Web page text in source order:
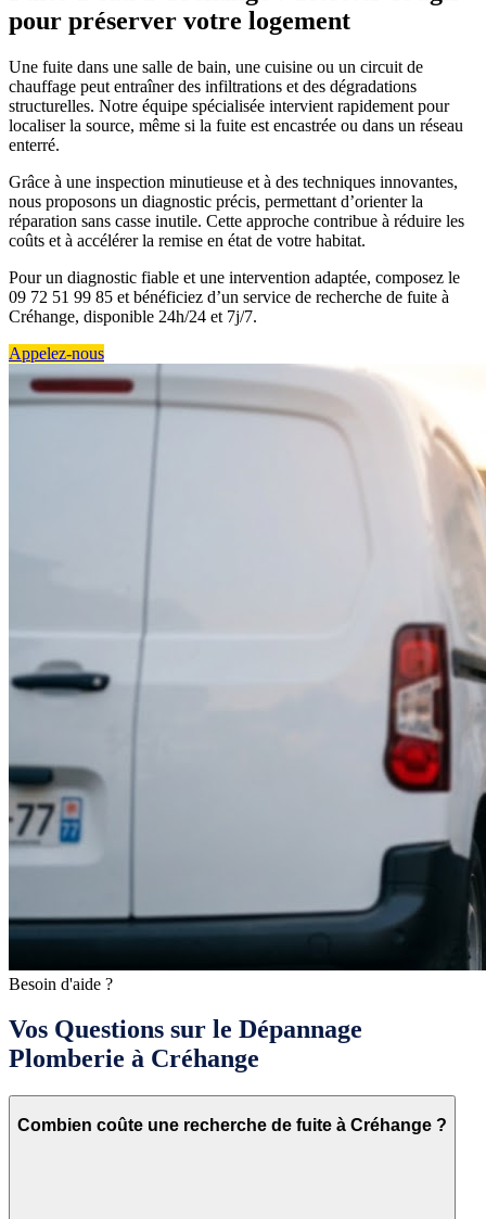
pour préserver votre logement
Une fuite dans une salle de bain, une cuisine ou un circuit de
chauffage peut entraîner des infiltrations et des dégradations
structurelles. Notre équipe spécialisée intervient rapidement pour
localiser la source, même si la fuite est encastrée ou dans un réseau
enterré.
Grâce à une inspection minutieuse et à des techniques innovantes,
nous proposons un diagnostic précis, permettant d’orienter la
réparation sans casse inutile. Cette approche contribue à réduire les
coûts et à accélérer la remise en état de votre habitat.
Pour un diagnostic fiable et une intervention adaptée, composez le
09 72 51 99 85 et bénéficiez d’un service de recherche de fuite à
Créhange, disponible 24h/24 et 7j/7.
Appelez-nous
Besoin d'aide ?
Vos Questions sur le Dépannage
Plomberie à Créhange
Combien coûte une recherche de fuite à Créhange ?